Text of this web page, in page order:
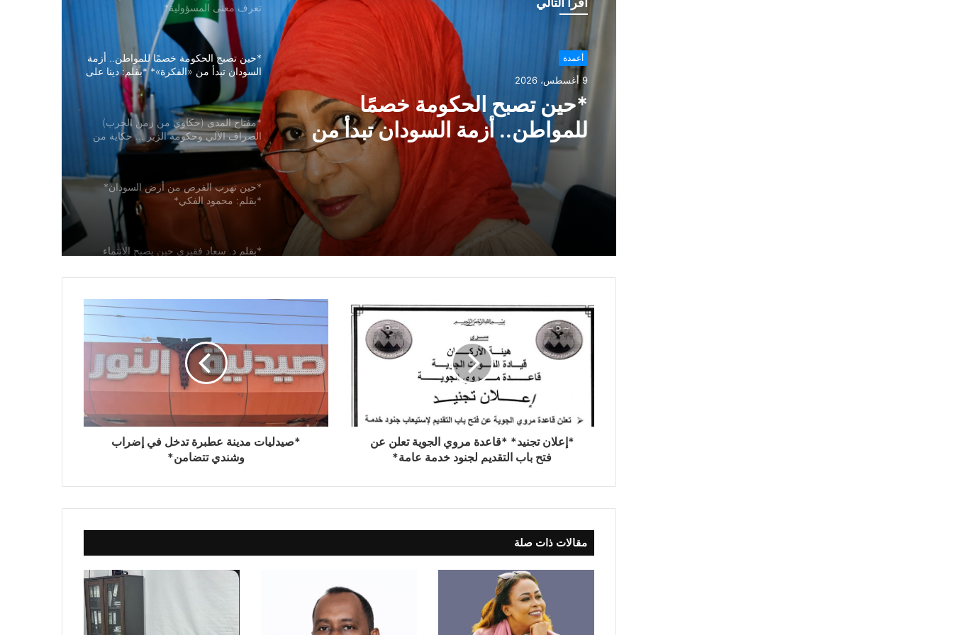
أعمدة
9 أغسطس، 2026
*حين تصبح الحكومة خصمًا
للمواطن.. أزمة السودان تبدأ من
«الفكرة»* *بقلم: دينا على محمد
أحمد*
تعرف معنى المسؤولية*
*حين تصبح الحكومة خصمًا للمواطن.. أزمة
السودان تبدأ من «الفكرة»* *بقلم: دينا على
محمد أحمد*
*مفتاح المدى (حكاوي من زمن الحرب)
الصراف الآلي وحكومة الزير … حكاية من
زمن الاقتصاد المرهق بقلم: د. محمد حمد
*حين تهرب الفرص من أرض السودان*
*بقلم: محمود الفكي*
*بقلم د. سعاد فقيري حين يصبح الانتماء
إلى قرى الدبة*
*قواسم مشتركة* *”وائل عابدين… قاضٍ
خليفة*
*أمريكا .. إمبراطورية آيلة للسقوط ..
————————— الواشنطن بوست
تتسبب في فضيحة بجلاجل في أمريكا
العظيمة*
*لا تستبقُوهم ..!!* *الطاهر ساتي*
الريف والهامش في زمن الحرب . بقلم:
*عند الله .. وليس عند الكيزان كتبت
الأستاذة/سلوى سيدأحمد محمد صالح*
*لله درك يا وطن.. عندما كانت المؤسسات
*إعلان تجنيد* *قاعدة مروي الجوية تعلن عن
فتح باب التقديم لجنود خدمة عامة*
*صيدليات مدينة عطبرة تدخل في إضراب
وشندي تتضامن*
مقالات ذات صلة